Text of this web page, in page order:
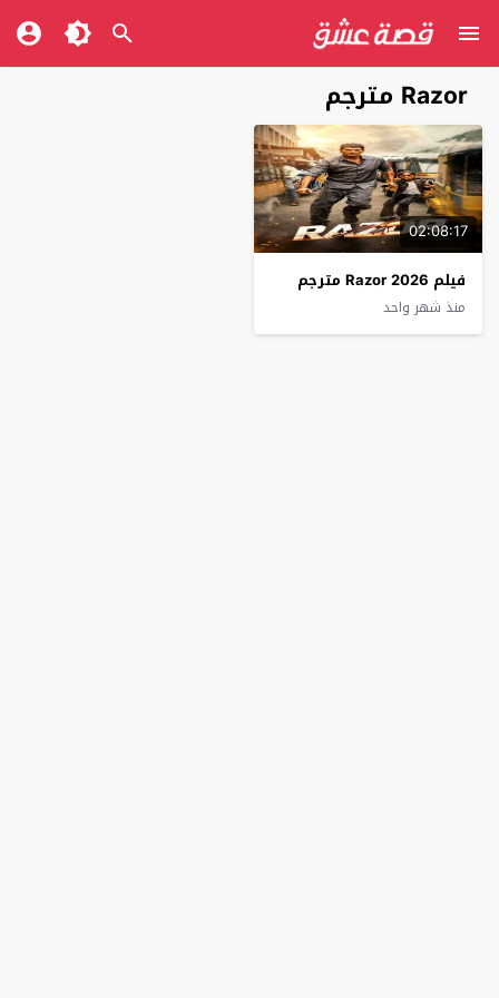
Razor مترجم
02:08:17
فيلم Razor 2026 مترجم
منذ شهر واحد